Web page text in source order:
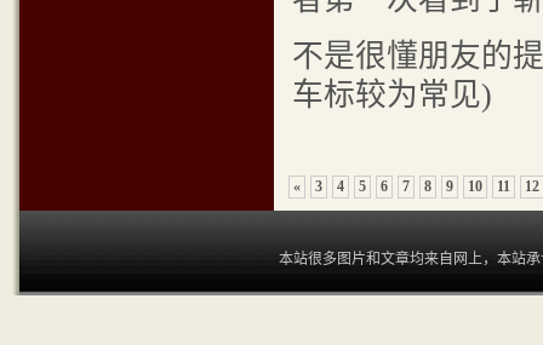
不是很懂朋友的
车标较为常见)
« 3 4 5 6 7 8 9 10 11 12
本站很多图片和文章均来自网上，本站